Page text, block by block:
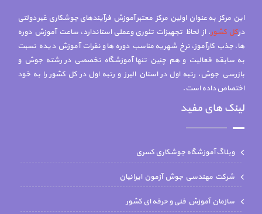
این مرکز به عنوان اولین مرکز معتبر آموزش فرآیندهای جوشکاری غیر دولتی
درکل کشور، از لحاظ تجهیزات تئوری وعملی استاندارد، ساعت آموزش دوره
ها، جذب کارآموز، نرخ شهریه مناسب دوره ها و نفرات آموزش دیده نسبت
به سابقه فعالیت و هم چنين تنها آموزشگاه تخصصي در رشته جوش و
بازرسي جوش، رتبه اول در استان البرز و رتبه اول در کل کشور را به خود
اختصاص داده است.
لینک های مفید
وبلاگ آموزشگاه جوشکاری کسری
شركت مهندسي جوش آزمون ايرانيان
سازمان آموزش فنی و حرفه ای کشور